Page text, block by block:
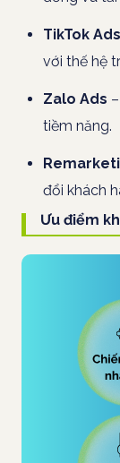
TikTok Ads
với thế hệ
Zalo Ads
tiềm năng.
đổi khách
Ưu điểm